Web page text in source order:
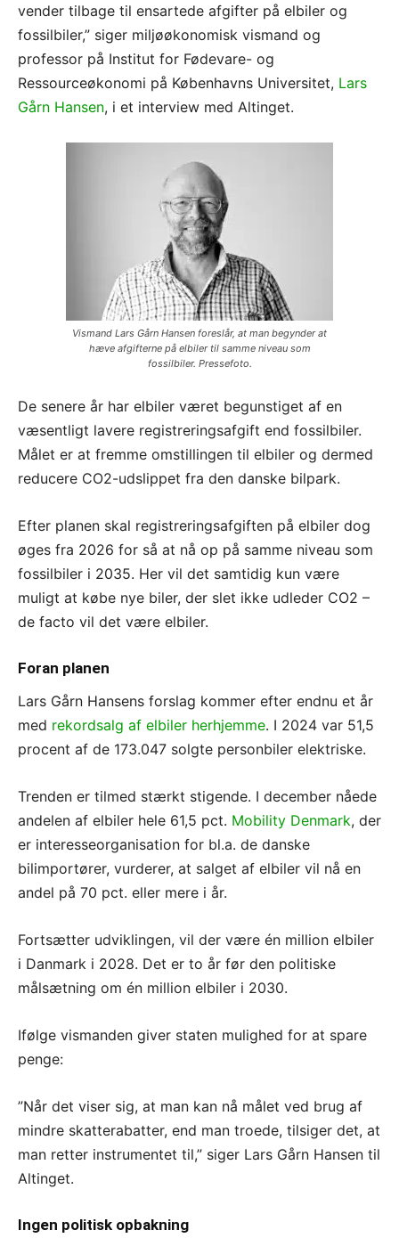
vender tilbage til ensartede afgifter på elbiler og
fossilbiler,” siger miljøøkonomisk vismand og
professor på Institut for Fødevare- og
Ressourceøkonomi på Københavns Universitet, Lars
Gårn Hansen, i et interview med Altinget.
Vismand Lars Gårn Hansen foreslår, at man begynder at
hæve afgifterne på elbiler til samme niveau som
fossilbiler. Pressefoto.
De senere år har elbiler været begunstiget af en
væsentligt lavere registreringsafgift end fossilbiler.
Målet er at fremme omstillingen til elbiler og dermed
reducere CO2-udslippet fra den danske bilpark.
Efter planen skal registreringsafgiften på elbiler dog
øges fra 2026 for så at nå op på samme niveau som
fossilbiler i 2035. Her vil det samtidig kun være
muligt at købe nye biler, der slet ikke udleder CO2 –
de facto vil det være elbiler.
Foran planen
Lars Gårn Hansens forslag kommer efter endnu et år
med rekordsalg af elbiler herhjemme. I 2024 var 51,5
procent af de 173.047 solgte personbiler elektriske.
Trenden er tilmed stærkt stigende. I december nåede
andelen af elbiler hele 61,5 pct. Mobility Denmark, der
er interesseorganisation for bl.a. de danske
bilimportører, vurderer, at salget af elbiler vil nå en
andel på 70 pct. eller mere i år.
Fortsætter udviklingen, vil der være én million elbiler
i Danmark i 2028. Det er to år før den politiske
målsætning om én million elbiler i 2030.
Ifølge vismanden giver staten mulighed for at spare
penge:
”Når det viser sig, at man kan nå målet ved brug af
mindre skatterabatter, end man troede, tilsiger det, at
man retter instrumentet til,” siger Lars Gårn Hansen til
Altinget.
Ingen politisk opbakning